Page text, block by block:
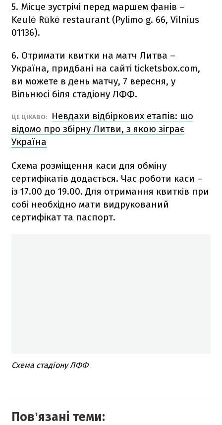
5. Місце зустрічі перед маршем фанів –
Keulė Rūkė restaurant (Pylimo g. 66, Vilnius
01136).
6. Отримати квитки на матч Литва –
Україна, придбані на сайті ticketsbox.com,
ви можете в день матчу, 7 вересня, у
Вільнюсі біля стадіону ЛФФ.
ЦЕ ЦІКАВО:
Невдахи відбіркових етапів: що
відомо про збірну Литви, з якою зіграє
Україна
Схема розміщення каси для обміну
сертифікатів додається. Час роботи каси –
із 17.00 до 19.00. Для отримання квитків при
собі необхідно мати видрукований
сертифікат та паспорт.
Схема стадіону ЛФФ
Повʼязані теми: